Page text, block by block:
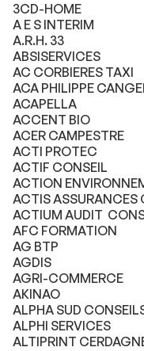
3CD-HOME
A E S INTERIM
A.R.H. 33
ABSISERVICES
AC CORBIERES TAXI
ACA PHILIPPE
ACAPELLA
ACCENT BIO
ACER CAMPESTRE
ACTI PROTEC
ACTIF CONSEIL
ACTION
ACTIS ASSURANCES
ACTIUM AUDIT
AFC FORMATION
AG BTP
AGDIS
AGRI-COMMERCE
AKINAO
ALPHA SUD
ALPHI SERVICES
ALTIPRINT